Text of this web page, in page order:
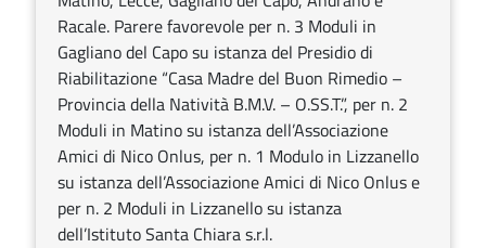
Racale. Parere favorevole per n. 3 Moduli in
Gagliano del Capo su istanza del Presidio di
Riabilitazione “Casa Madre del Buon Rimedio –
Provincia della Natività B.M.V. – O.SS.T.”, per n. 2
Moduli in Matino su istanza dell’Associazione
Amici di Nico Onlus, per n. 1 Modulo in Lizzanello
su istanza dell’Associazione Amici di Nico Onlus e
per n. 2 Moduli in Lizzanello su istanza
dell’Istituto Santa Chiara s.r.l.